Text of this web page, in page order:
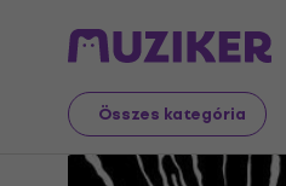
Összes kategória